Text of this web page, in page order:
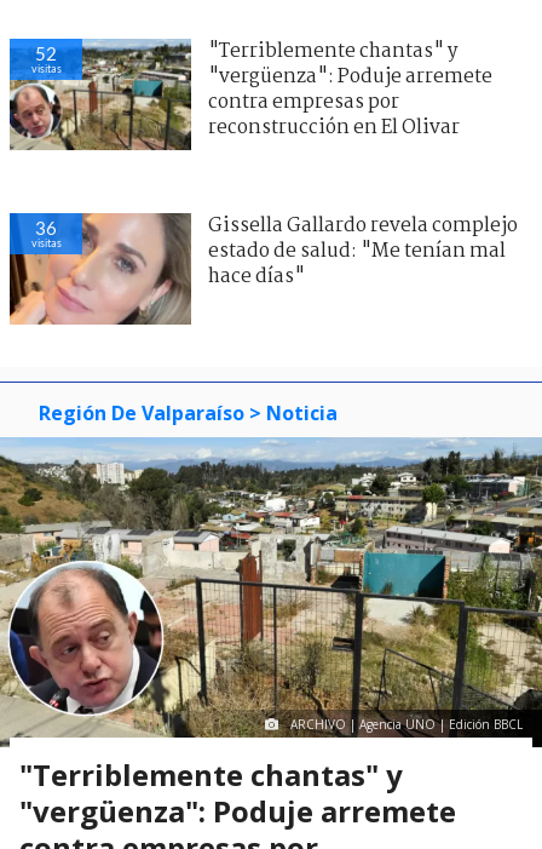
52
visitas
"Terriblemente chantas" y
"vergüenza": Poduje arremete
contra empresas por
reconstrucción en El Olivar
36
visitas
Gissella Gallardo revela complejo
estado de salud: "Me tenían mal
hace días"
Región De Valparaíso > Noticia
ARCHIVO | Agencia UNO | Edición BBCL
"Terriblemente chantas" y
"vergüenza": Poduje arremete